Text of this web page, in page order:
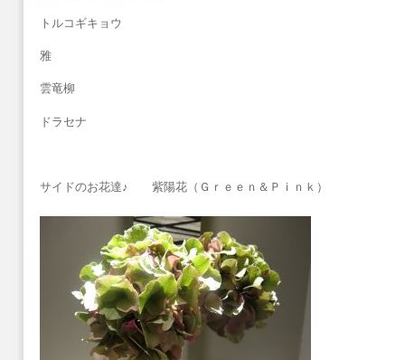
トルコギキョウ
雅
雲竜柳
ドラセナ
サイドのお花達♪ 紫陽花（Ｇｒｅｅｎ＆Ｐｉｎｋ）